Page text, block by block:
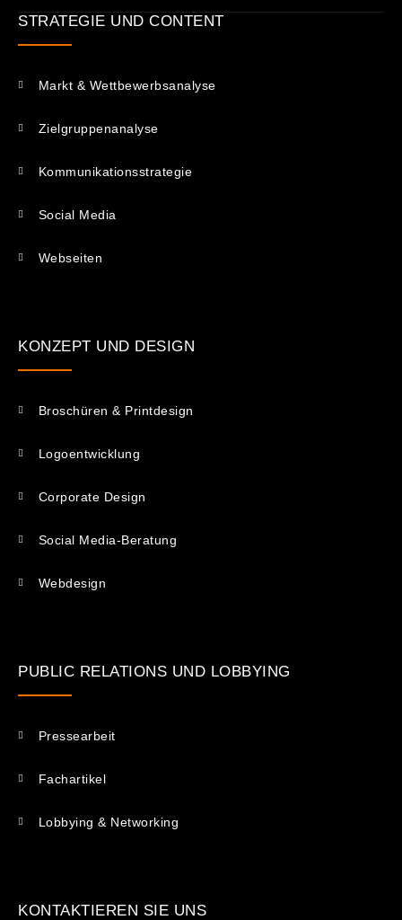
STRATEGIE UND CONTENT
Markt & Wettbewerbsanalyse
Zielgruppenanalyse
Kommunikations­strategie
Social Media
Webseiten
KONZEPT UND DESIGN
Broschüren & Printdesign
Logoentwicklung
Corporate Design
Social Media-Beratung
Webdesign
PUBLIC RELATIONS UND LOBBYING
Pressearbeit
Fachartikel
Lobbying & Networking
KONTAKTIEREN SIE UNS​